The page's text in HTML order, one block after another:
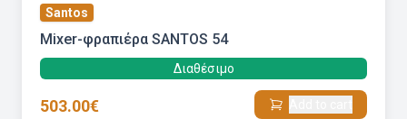
Santos
Mixer-φραπιέρα SANTOS 54
Διαθέσιμο
503.00€